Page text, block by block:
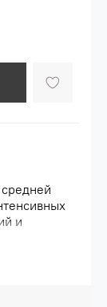
и
Ткань
занятия в